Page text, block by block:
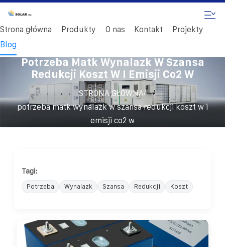
Strona główna Produkty O nas Kontakt
Projekty
Blog
Potrzeba Matk Wynalazk W Szansa
Redukcji Koszt W I Emisji Co2 W
STRONA GŁÓWNA/
potrzeba matk wynalazk w szansa redukcji koszt w i
emisji co2 w
Tagi:
Potrzeba Wynalazk Szansa Redukcji Koszt